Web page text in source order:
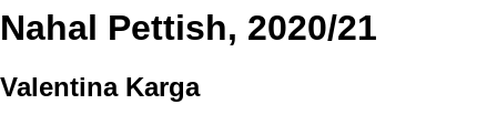
Nahal Pettish, 2020/21
Valentina Karga